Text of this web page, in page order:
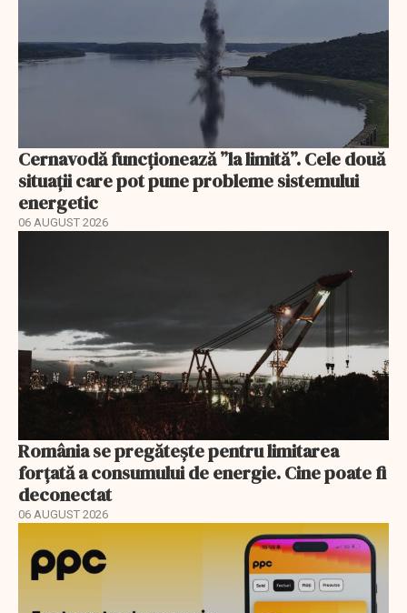
Cernavodă funcționează ”la limită”. Cele două
situații care pot pune probleme sistemului
energetic
06 AUGUST 2026
România se pregătește pentru limitarea
forțată a consumului de energie. Cine poate fi
deconectat
06 AUGUST 2026